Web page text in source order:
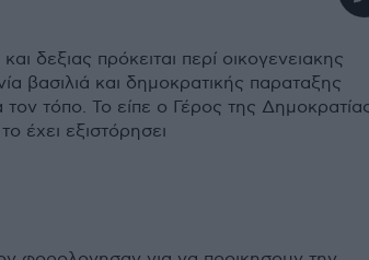
δεξιας πρόκειται περί οικογενειακης
βασιλιά και δημοκρατικής παραταξης
τον τόπο. Το είπε ο Γέρος της
έχει εξιστόρησει